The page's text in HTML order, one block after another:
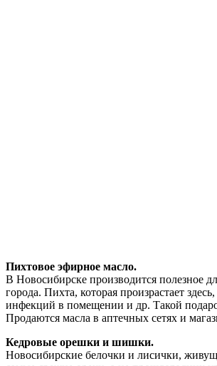
Пихтовое эфирное масло.
В Новосибирске производится полезное
города. Пихта, которая произрастает
инфекций в помещении и др. Такой
Продаются масла в аптечных сетях и
Кедровые орешки и шишки.
Новосибирские белочки и лисички,